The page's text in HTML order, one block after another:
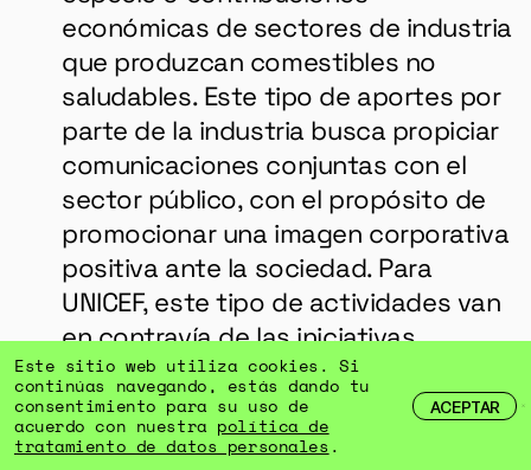
económicas de sectores de industria
que produzcan comestibles no
saludables. Este tipo de aportes por
parte de la industria busca propiciar
comunicaciones conjuntas con el
sector público, con el propósito de
promocionar una imagen corporativa
positiva ante la sociedad. Para
UNICEF, este tipo de actividades van
en contravía de las iniciativas
dirigidas para prevenir la obesidad ”.
Las segundas, versan sobre la valoración
Este sitio web utiliza cookies. Si
continúas navegando, estás dando tu
consentimiento para su uso de
acuerdo con nuestra política de
tratamiento de datos personales .
ACEPTAR